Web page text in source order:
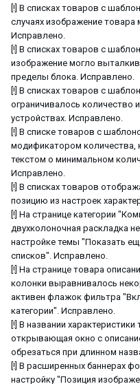
[!] В списках товаров с
случаях изображение товара
Исправлено.
[!] В списках товаров с
изображение могло
пределы блока. Исправлено.
[!] В списках товаров с
ограничивалось количество
устройствах. Исправлено.
[!] В списке товаров с
модификатором количества,
текстом о минимальном
Исправлено.
[!] В списках товаров
позицию из настроек
[!] На странице категории
двухколоночная раскладка
настройке темы "Показать
списков". Исправлено.
[!] На странице товара
колонки выравнивалось
активен флажок фильтра
категории". Исправлено.
[!] В названии
открывающая окно с
обрезаться при длинном
[!] В расширенных баннерах
настройку "Позиция